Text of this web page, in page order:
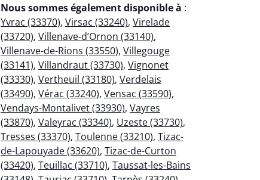
Nous sommes également disponible à :
Yvrac (33370), Virsac (33240), Virelade
(33720), Villenave-d’Ornon (33140),
Villenave-de-Rions (33550), Villegouge
(33141), Villandraut (33730), Vignonet
(33330), Vertheuil (33180), Verdelais
(33490), Vérac (33240), Vensac (33590),
Vendays-Montalivet (33930), Vayres
(33870), Valeyrac (33340), Uzeste (33730),
Tresses (33370), Toulenne (33210), Tizac-
de-Lapouyade (33620), Tizac-de-Curton
(33420), Teuillac (33710), Taussat-les-Bains